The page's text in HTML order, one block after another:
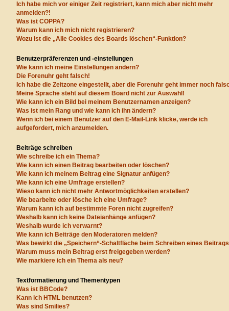
Ich habe mich vor einiger Zeit registriert, kann mich aber nicht mehr
anmelden?!
Was ist COPPA?
Warum kann ich mich nicht registrieren?
Wozu ist die „Alle Cookies des Boards löschen“-Funktion?
Benutzerpräferenzen und -einstellungen
Wie kann ich meine Einstellungen ändern?
Die Forenuhr geht falsch!
Ich habe die Zeitzone eingestellt, aber die Forenuhr geht immer noch
Meine Sprache steht auf diesem Board nicht zur Auswahl!
Wie kann ich ein Bild bei meinem Benutzernamen anzeigen?
Was ist mein Rang und wie kann ich ihn ändern?
Wenn ich bei einem Benutzer auf den E-Mail-Link klicke, werde ich
aufgefordert, mich anzumelden.
Beiträge schreiben
Wie schreibe ich ein Thema?
Wie kann ich einen Beitrag bearbeiten oder löschen?
Wie kann ich meinem Beitrag eine Signatur anfügen?
Wie kann ich eine Umfrage erstellen?
Wieso kann ich nicht mehr Antwortmöglichkeiten erstellen?
Wie bearbeite oder lösche ich eine Umfrage?
Warum kann ich auf bestimmte Foren nicht zugreifen?
Weshalb kann ich keine Dateianhänge anfügen?
Weshalb wurde ich verwarnt?
Wie kann ich Beiträge den Moderatoren melden?
Was bewirkt die „Speichern“-Schaltfläche beim Schreiben eines
Warum muss mein Beitrag erst freigegeben werden?
Wie markiere ich ein Thema als neu?
Textformatierung und Thementypen
Was ist BBCode?
Kann ich HTML benutzen?
Was sind Smilies?